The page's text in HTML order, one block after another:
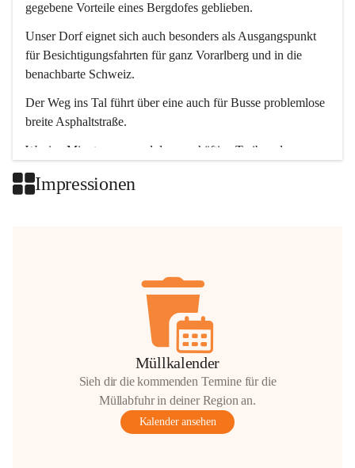
gegebene Vorteile eines Bergdofes geblieben.
Unser Dorf eignet sich auch besonders als Ausgangspunkt
für Besichtigungsfahrten für ganz Vorarlberg und in die
benachbarte Schweiz.
Der Weg ins Tal führt über eine auch für Busse problemlose
breite Asphaltstraße.
Wenige Minuten nur, und das geschäftige Treiben der
Impressionen
Müllkalender
Sieh dir die kommenden Termine für die
Müllabfuhr in deiner Region an.
Kalender ansehen